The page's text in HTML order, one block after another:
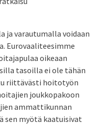
ja varautumalla voidaan
Eurovaaliteesimme
oikeaan
tasoilla ei ole tähän
riittävästi hoitotyön
joukkopakoon
ammattikunnan
sen myötä kaatuisivat